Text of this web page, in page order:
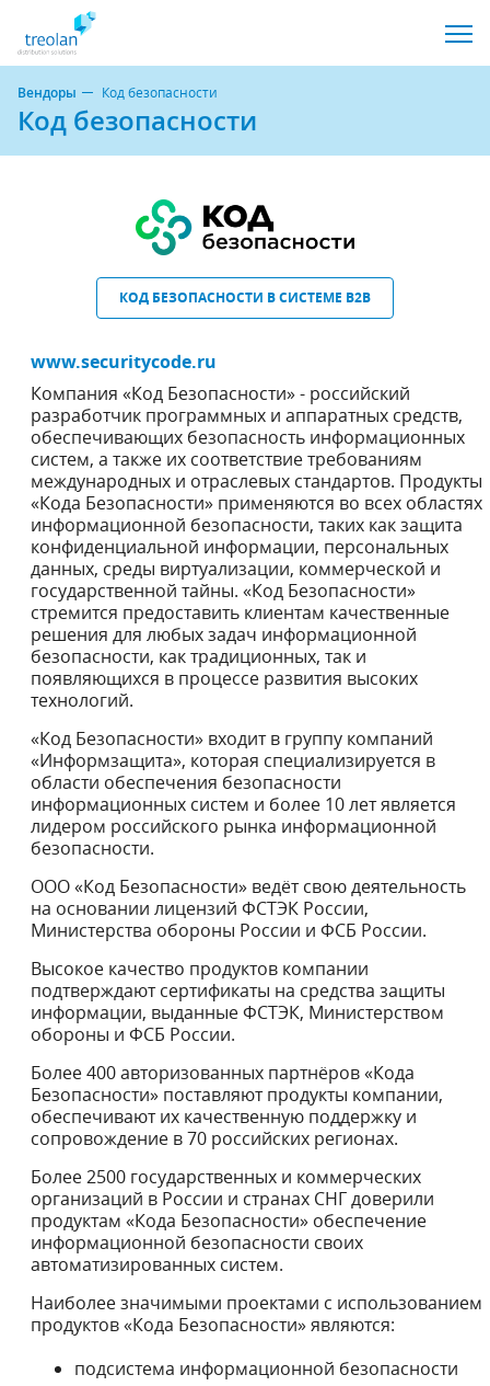
Вендоры Код безопасности
Код безопасности
КОД БЕЗОПАСНОСТИ В СИСТЕМЕ B2B
www.securitycode.ru
Компания «Код Безопасности» - российский
разработчик программных и аппаратных средств,
обеспечивающих безопасность информационных
систем, а также их соответствие требованиям
международных и отраслевых стандартов. Продукты
«Кода Безопасности» применяются во всех областях
информационной безопасности, таких как защита
конфиденциальной информации, персональных
данных, среды виртуализации, коммерческой и
государственной тайны. «Код Безопасности»
стремится предоставить клиентам качественные
решения для любых задач информационной
безопасности, как традиционных, так и
появляющихся в процессе развития высоких
технологий.
«Код Безопасности» входит в группу компаний
«Информзащита», которая специализируется в
области обеспечения безопасности
информационных систем и более 10 лет является
лидером российского рынка информационной
безопасности.
ООО «Код Безопасности» ведёт свою деятельность
на основании лицензий ФСТЭК России,
Министерства обороны России и ФСБ России.
Высокое качество продуктов компании
подтверждают сертификаты на средства защиты
информации, выданные ФСТЭК, Министерством
обороны и ФСБ России.
Более 400 авторизованных партнёров «Кода
Безопасности» поставляют продукты компании,
обеспечивают их качественную поддержку и
сопровождение в 70 российских регионах.
Более 2500 государственных и коммерческих
организаций в России и странах СНГ доверили
продуктам «Кода Безопасности» обеспечение
информационной безопасности своих
автоматизированных систем.
Наиболее значимыми проектами с использованием
продуктов «Кода Безопасности» являются:
подсистема информационной безопасности